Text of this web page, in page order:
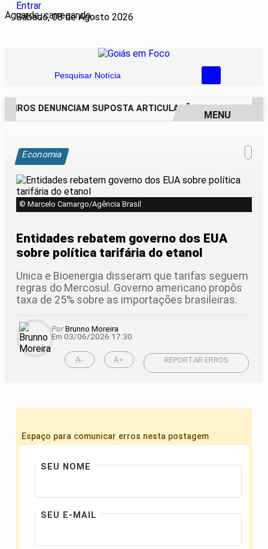
Aguarde, carregando...
Entrar
Sábado, 08 de Agosto 2026
Pesquisar Notícia
DENUNCIAM SUPOSTA ARTICULAÇÃO PARA
MENU
Economia
© Marcelo Camargo/Agência Brasil
Entidades rebatem governo dos EUA
sobre política tarifária do etanol
Unica e Bioenergia disseram que tarifas seguem
regras do Mercosul. Governo americano propôs
taxa de 25% sobre as importações brasileiras.
PorBrunno Moreira
Em 03/06/2026 17:30
A- A+ REPORTAR ERROS
Espaço para comunicar erros nesta postagem
SEU NOME
SEU E-MAIL